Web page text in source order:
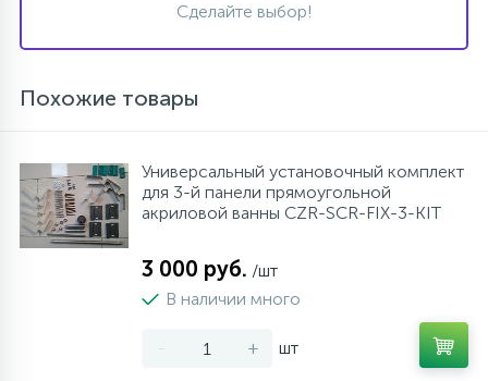
Сделайте выбор!
Похожие товары
Универсальный установочный комплект
для 3-й панели прямоугольной
акриловой ванны CZR-SCR-FIX-3-KIT
3 000 руб. /шт
В наличии много
- + шт